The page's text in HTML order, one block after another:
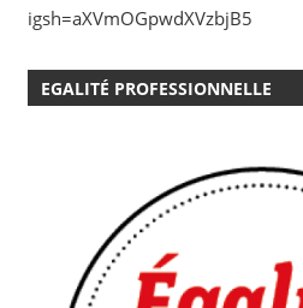
igsh=aXVmOGpwdXVzbjB5
EGALITÉ PROFESSIONNELLE